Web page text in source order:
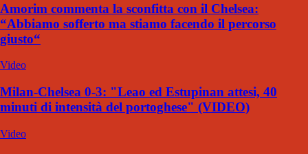
Amorim commenta la sconfitta con il Chelsea:
“Abbiamo sofferto ma stiamo facendo il percorso
giusto“
Video
Milan-Chelsea 0-3: "Leao ed Estupinan attesi, 40
minuti di intensità del portoghese" (VIDEO)
Video